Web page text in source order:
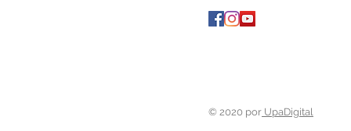
© 2020 por UpaDigital